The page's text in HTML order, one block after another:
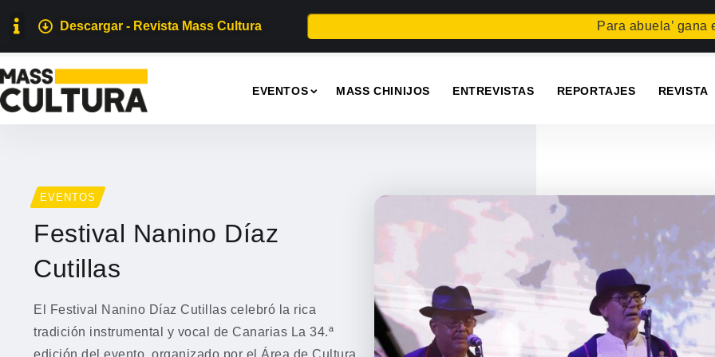
Descargar - Revista Mass Cultura Para abuela’ gana el concurso
EVENTOS MASS CHINIJOS ENTREVISTAS REPORTAJES REVISTA
EVENTOS
Festival Nanino Díaz
Cutillas
El Festival Nanino Díaz Cutillas celebró la rica
tradición instrumental y vocal de Canarias La 34.ª